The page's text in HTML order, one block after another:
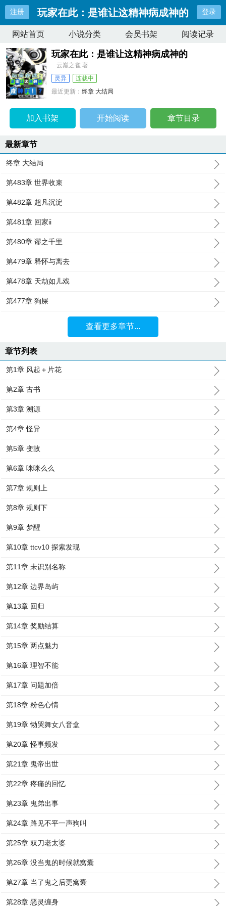
注册 玩家在此：是谁让这精神病成神的 登录
网站首页 小说分类 会员书架 阅读记录
玩家在此：是谁让这精神病成神的
云巅之雀 著
灵异
连载中
最近更新：终章 大结局
加入书架 开始阅读 章节目录
最新章节
终章 大结局
第483章 世界收束
第482章 超凡沉淀
第481章 回家ii
第480章 谬之千里
第479章 释怀与离去
第478章 天劫如儿戏
第477章 狗屎
查看更多章节...
章节列表
第1章 风起＋片花
第2章 古书
第3章 溯源
第4章 怪异
第5章 变故
第6章 咪咪么么
第7章 规则上
第8章 规则下
第9章 梦醒
第10章 ttcv10 探索发现
第11章 未识别名称
第12章 边界岛屿
第13章 回归
第14章 奖励结算
第15章 两点魅力
第16章 理智不能
第17章 问题加倍
第18章 粉色心情
第19章 恸哭舞女八音盒
第20章 怪事频发
第21章 鬼帝出世
第22章 疼痛的回忆
第23章 鬼弟出事
第24章 路见不平一声狗叫
第25章 双刀老太婆
第26章 没当鬼的时候就窝囊
第27章 当了鬼之后更窝囊
第28章 恶灵缠身